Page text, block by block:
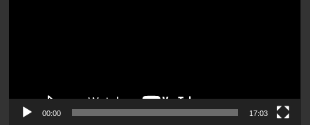
00:00 17:03